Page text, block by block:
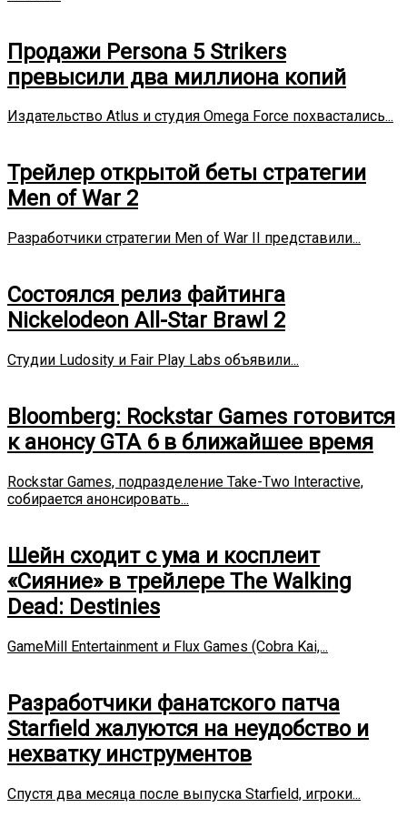
Продажи Persona 5 Strikers
превысили два миллиона копий
Издательство Atlus и студия Omega Force похвастались...
Трейлер открытой беты стратегии
Men of War 2
Разработчики стратегии Men of War II представили...
Состоялся релиз файтинга
Nickelodeon All-Star Brawl 2
Студии Ludosity и Fair Play Labs объявили...
Bloomberg: Rockstar Games готовится
к анонсу GTA 6 в ближайшее время
Rockstar Games, подразделение Take-Two Interactive,
собирается анонсировать...
Шейн сходит с ума и косплеит
«Сияние» в трейлере The Walking
Dead: Destinies
GameMill Entertainment и Flux Games (Cobra Kai,...
Разработчики фанатского патча
Starfield жалуются на неудобство и
нехватку инструментов
Спустя два месяца после выпуска Starfield, игроки...